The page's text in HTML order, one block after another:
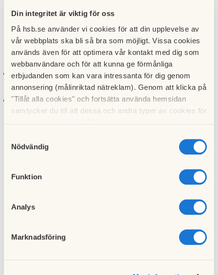
Din integritet är viktig för oss
På hsb.se använder vi cookies för att din upplevelse av
vår webbplats ska bli så bra som möjligt. Vissa cookies
används även för att optimera vår kontakt med dig som
webbanvändare och för att kunna ge förmånliga
erbjudanden som kan vara intressanta för dig genom
annonsering (målinriktad nätreklam). Genom att klicka på
"Tillåt alla cookies" och fortsätta använda hemsidan
samtycker du till att dessa och andra typer av cookies för
cookies och välja att endast tillåta ett urval.
Nödvändig
Funktion
Analys
Marknadsföring
att öppna ert postfack
Om det inte fungerar eller om fel postfack öppnas vill vi att
ni skickar e-post tillservice@norrbottenslarm.com
Vid fel uppge ert lägenhetsnummer som står på
postfacket
Om fel postfack öppnas, uppger ni även det
lägenhetsnumret
Mer information om hur postboxarna fungerar hittar nihär